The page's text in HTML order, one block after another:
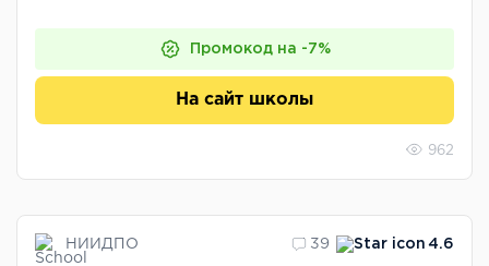
Промокод на -7%
На сайт школы
962
НИИДПО 39 4.6